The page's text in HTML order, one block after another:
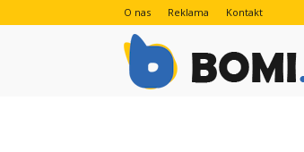
O nas Reklama Kontakt